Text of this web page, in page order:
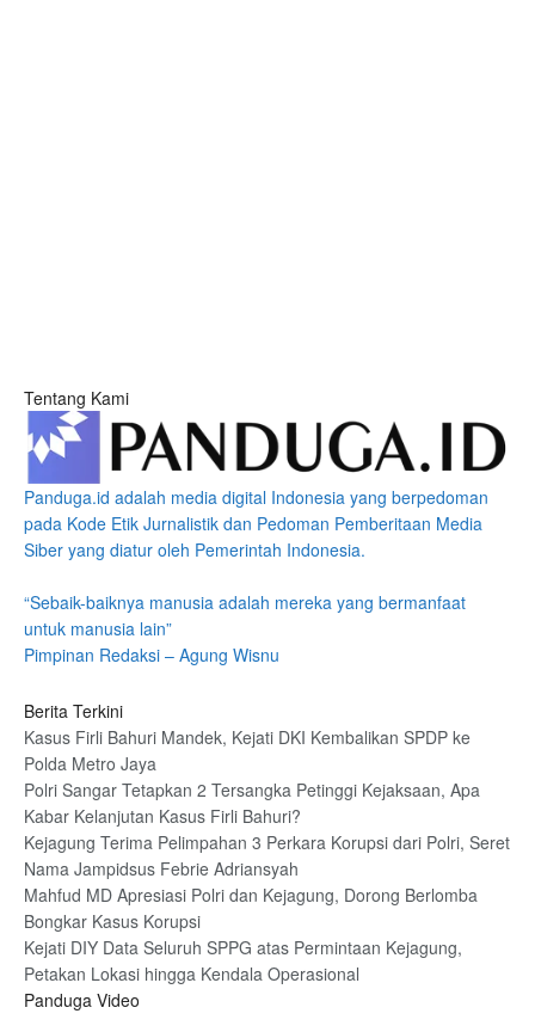
Tentang Kami
Panduga.id adalah media digital Indonesia yang berpedoman
pada Kode Etik Jurnalistik dan Pedoman Pemberitaan Media
Siber yang diatur oleh Pemerintah Indonesia.
“Sebaik-baiknya manusia adalah mereka yang bermanfaat
untuk manusia lain”
Pimpinan Redaksi – Agung Wisnu
Berita Terkini
Kasus Firli Bahuri Mandek, Kejati DKI Kembalikan SPDP ke
Polda Metro Jaya
Polri Sangar Tetapkan 2 Tersangka Petinggi Kejaksaan, Apa
Kabar Kelanjutan Kasus Firli Bahuri?
Kejagung Terima Pelimpahan 3 Perkara Korupsi dari Polri, Seret
Nama Jampidsus Febrie Adriansyah
Mahfud MD Apresiasi Polri dan Kejagung, Dorong Berlomba
Bongkar Kasus Korupsi
Kejati DIY Data Seluruh SPPG atas Permintaan Kejagung,
Petakan Lokasi hingga Kendala Operasional
Panduga Video